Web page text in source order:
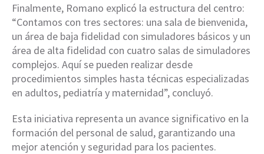
Finalmente, Romano explicó la estructura del centro:
“Contamos con tres sectores: una sala de bienvenida,
un área de baja fidelidad con simuladores básicos y un
área de alta fidelidad con cuatro salas de simuladores
complejos. Aquí se pueden realizar desde
procedimientos simples hasta técnicas especializadas
en adultos, pediatría y maternidad”, concluyó.
Esta iniciativa representa un avance significativo en la
formación del personal de salud, garantizando una
mejor atención y seguridad para los pacientes.